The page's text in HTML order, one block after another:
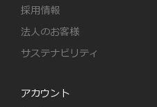
採用情報
法人のお客様
サステナビリティ
アカウント